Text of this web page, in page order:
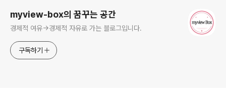
myview-box의 꿈꾸는 공간
경제적 여유->경제적 자유로 가는 블로그입니다.
구독하기